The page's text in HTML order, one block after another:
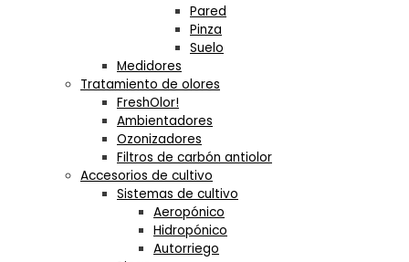
Pared
Pinza
Suelo
Medidores
Tratamiento de olores
FreshOlor!
Ambientadores
Ozonizadores
Filtros de carbón antiolor
Accesorios de cultivo
Sistemas de cultivo
Aeropónico
Hidropónico
Autorriego